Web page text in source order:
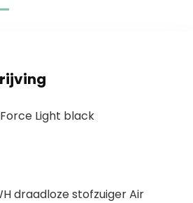
Light black
draadloze stofzuiger Air